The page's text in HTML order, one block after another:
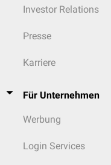
Investor Relations
Presse
Karriere
Für Unternehmen
Werbung
Login Services